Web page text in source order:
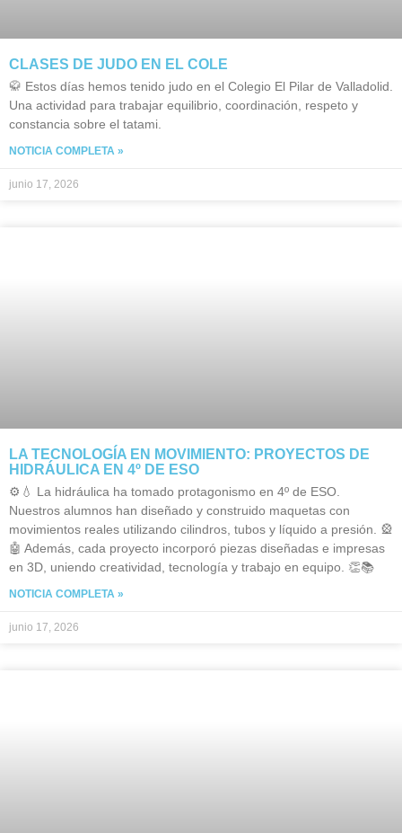
CLASES DE JUDO EN EL COLE
🥋 Estos días hemos tenido judo en el Colegio El Pilar de Valladolid.
Una actividad para trabajar equilibrio, coordinación, respeto y
constancia sobre el tatami.
NOTICIA COMPLETA »
junio 17, 2026
LA TECNOLOGÍA EN MOVIMIENTO: PROYECTOS DE
HIDRÁULICA EN 4º DE ESO
⚙️💧 La hidráulica ha tomado protagonismo en 4º de ESO.
Nuestros alumnos han diseñado y construido maquetas con
movimientos reales utilizando cilindros, tubos y líquido a presión. 🎡
🤖 Además, cada proyecto incorporó piezas diseñadas e impresas
en 3D, uniendo creatividad, tecnología y trabajo en equipo. 👏📚
NOTICIA COMPLETA »
junio 17, 2026